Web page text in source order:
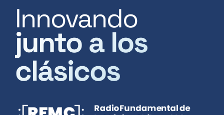
Innovando
junto a los
clásicos